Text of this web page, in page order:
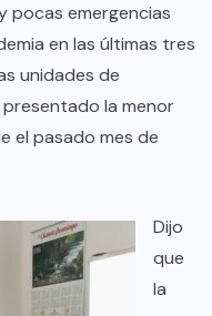
pocas emergencias
en las últimas tres
unidades de
la menor
el pasado mes de
Dijo
que
la